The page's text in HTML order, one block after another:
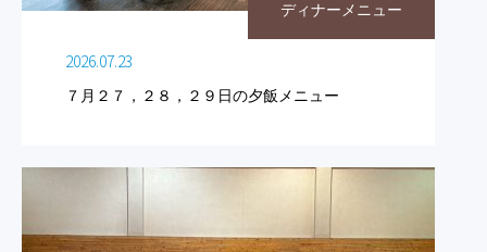
ディナーメニュー
2026.07.23
７月２７，２８，２９日の夕飯メニュー